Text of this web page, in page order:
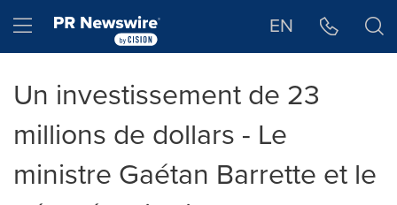
Hamburger menu EN
Un investissement de 23
millions de dollars - Le
ministre Gaétan Barrette et le